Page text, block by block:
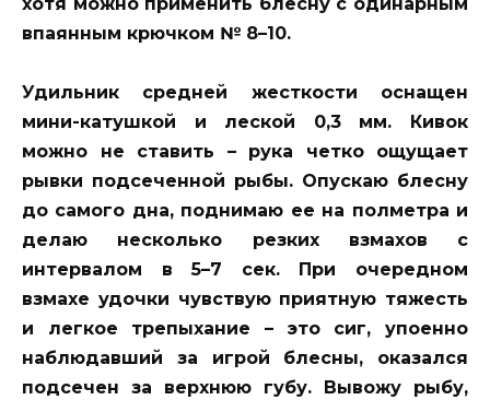
впаянным крючком № 8–10.
Удильник средней жесткости оснащен
мини-катушкой и леской 0,3 мм. Кивок
можно не ставить – рука четко ощущает
рывки подсеченной рыбы. Опускаю блесну
до самого дна, поднимаю ее на полметра и
делаю несколько резких взмахов с
интервалом в 5–7 сек. При очередном
взмахе удочки чувствую приятную тяжесть
и легкое трепыхание – это сиг, упоенно
наблюдавший за игрой блесны, оказался
подсечен за верхнюю губу. Вывожу рыбу,